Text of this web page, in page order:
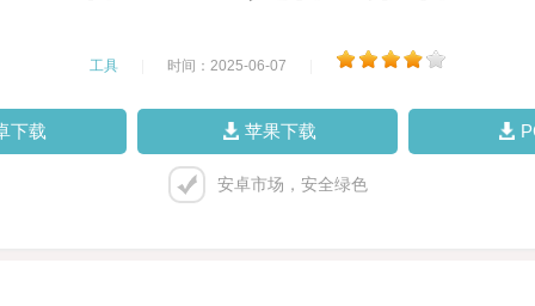
工具 时间：2025-06-07
下载 苹果下载
安卓市场，安全绿色